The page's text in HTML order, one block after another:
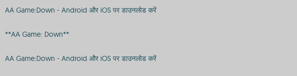
AA Game:Down - Android और iOS पर डाउनलोड करें
**AA Game: Down**
AA Game:Down - Android और iOS पर डाउनलोड करें